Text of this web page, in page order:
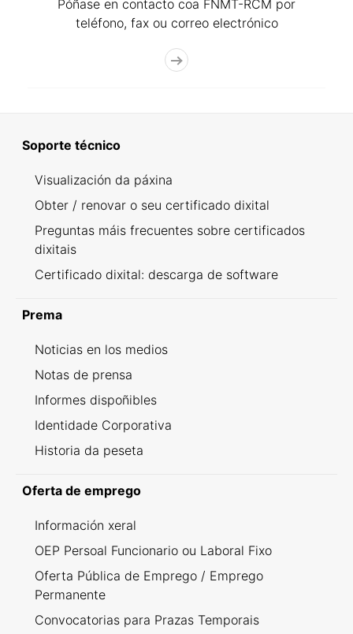
Póñase en contacto coa FNMT-RCM por
teléfono, fax ou correo electrónico
Soporte técnico
Visualización da páxina
Obter / renovar o seu certificado dixital
Preguntas máis frecuentes sobre certificados
dixitais
Certificado dixital: descarga de software
Prema
Noticias en los medios
Notas de prensa
Informes dispoñibles
Identidade Corporativa
Historia da peseta
Oferta de emprego
Información xeral
OEP Persoal Funcionario ou Laboral Fixo
Oferta Pública de Emprego / Emprego
Permanente
Convocatorias para Prazas Temporais